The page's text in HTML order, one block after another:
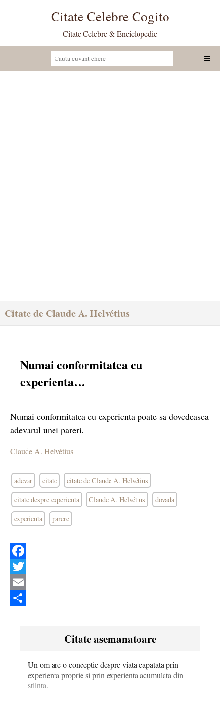
Citate Celebre Cogito
Citate Celebre & Enciclopedie
Citate de Claude A. Helvétius
Numai conformitatea cu
experienta…
Numai conformitatea cu experienta poate sa dovedeasca
adevarul unei pareri.
Claude A. Helvétius
adevar citate citate de Claude A. Helvétius
citate despre experienta Claude A. Helvétius dovada
experienta parere
Facebook
Twitter
Email
Share
Citate asemanatoare
Un om are o conceptie despre viata capatata prin
expe­rienta proprie si prin experienta acumulata din
stiinta.